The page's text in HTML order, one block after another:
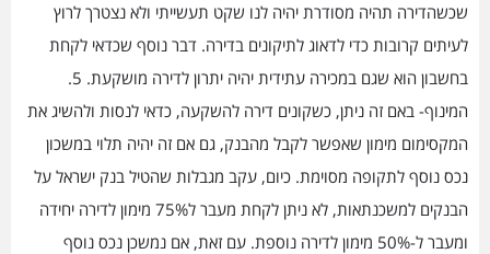
שכשהדירה תהיה מסודרת יהיה לנו שקט תעשייתי ולא נצטרך לרוץ
לעיתים קרובות כדי לדאוג לתיקונים בדירה. דבר נוסף שכדאי לקחת
בחשבון הוא שגם במכירה עתידית יהיה יתרון לדירה מושקעת. 5.
המינוף- באם זה ניתן, כשקונים דירה להשקעה, כדאי לנסות ולהשיג את
המקסימום מימון שאפשר לקבל מהבנק, גם אם זה יהיה תלוי במשכון
נכס נוסף לתקופה מסוימת. כיום, עקב מגבלות שהטיל בנק ישראל על
הבנקים למשכנתאות, לא ניתן לקחת מעבר ל75% מימון לדירה יחידה
ומעבר ל-50% מימון לדירה נוספת. עם זאת, אם נמשכן נכס נוסף